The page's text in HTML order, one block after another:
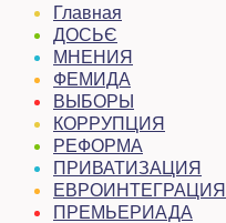
Главная
ДОСЬЄ
МНЕНИЯ
ФЕМИДА
ВЫБОРЫ
КОРРУПЦИЯ
РЕФОРМА
ПРИВАТИЗАЦИЯ
ЕВРОИНТЕГРАЦИЯ
ПРЕМЬЕРИАДА